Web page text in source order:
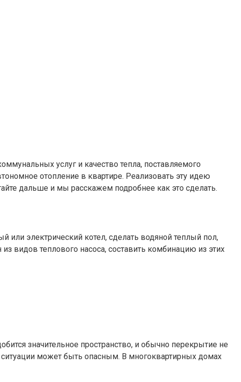
услуг и качество тепла, поставляемого
отопление в квартире. Реализовать эту идею
дальше и мы расскажем подробнее как это сделать.
электрический котел, сделать водяной теплый пол,
видов теплового насоса, составить комбинацию из этих
значительное пространство, и обычно перекрытие не
ситуации может быть опасным. В многоквартирных домах